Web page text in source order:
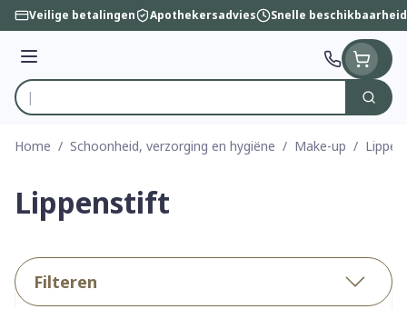
Ga naar de inhoud
Veilige betalingen Apothekersadvies Snelle beschikbaarheid
Menu
Product, merk, categorie...
Zoek
Home / Schoonheid, verzorging en hygiëne / Make-up /
Lippenstift
Filteren